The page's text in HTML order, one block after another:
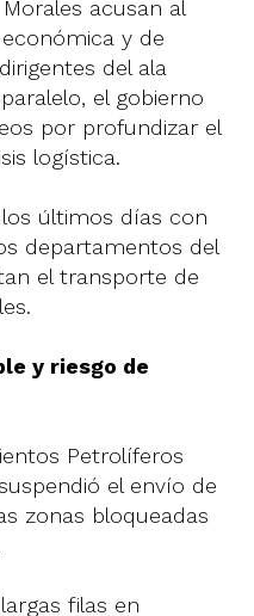
acusan al
y de
del ala
el gobierno
por profundizar el
logística.
últimos días con
departamentos del
el transporte de
y riesgo de
Petrolíferos
el envío de
zonas bloqueadas
filas en